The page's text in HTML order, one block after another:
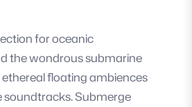
for oceanic
the wondrous submarine
floating ambiences
soundtracks. Submerge